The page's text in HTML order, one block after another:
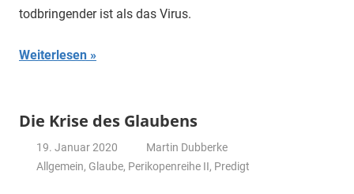
todbringender ist als das Virus.
Weiterlesen
Die Krise des Glaubens
19. Januar 2020
Martin Dubberke
Allgemein, Glaube, Perikopenreihe II, Predigt